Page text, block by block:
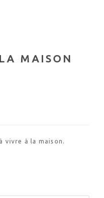
MAISON
vivre à la maison.